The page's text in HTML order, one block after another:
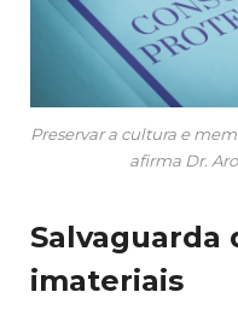
Preservar a cultura e
afirma Dr.
Salvaguarda
imateriais